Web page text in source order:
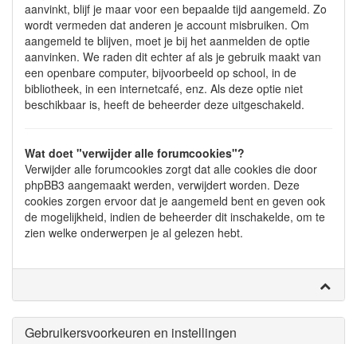
aanvinkt, blijf je maar voor een bepaalde tijd aangemeld. Zo
wordt vermeden dat anderen je account misbruiken. Om
aangemeld te blijven, moet je bij het aanmelden de optie
aanvinken. We raden dit echter af als je gebruik maakt van
een openbare computer, bijvoorbeeld op school, in de
bibliotheek, in een internetcafé, enz. Als deze optie niet
beschikbaar is, heeft de beheerder deze uitgeschakeld.
Wat doet "verwijder alle forumcookies"?
Verwijder alle forumcookies zorgt dat alle cookies die door
phpBB3 aangemaakt werden, verwijdert worden. Deze
cookies zorgen ervoor dat je aangemeld bent en geven ook
de mogelijkheid, indien de beheerder dit inschakelde, om te
zien welke onderwerpen je al gelezen hebt.
Gebruikersvoorkeuren en instellingen